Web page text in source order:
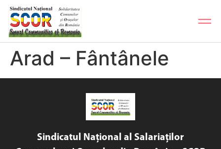
Arad – Fântânele
Sindicatul Național al Salariaților